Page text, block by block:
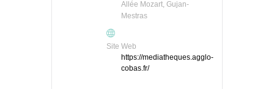
Allée Mozart, Gujan-
Mestras
Site Web
https://mediatheques.agglo-
cobas.fr/